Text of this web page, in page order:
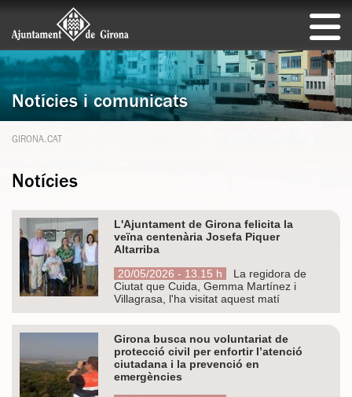
Notícies i comunicats
GIRONA.CAT
Notícies
L'Ajuntament de Girona felicita la
veïna centenària Josefa Piquer
Altarriba
20/05/2026 - 13.15 h
La regidora de
Ciutat que Cuida, Gemma Martínez i
Villagrasa, l'ha visitat aquest matí
Girona busca nou voluntariat de
protecció civil per enfortir l’atenció
ciutadana i la prevenció en
emergències